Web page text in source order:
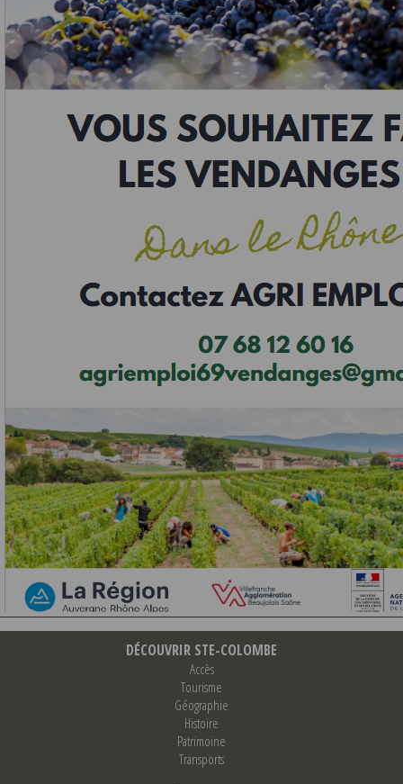
DÉCOUVRIR STE-COLOMBE
Accès
Tourisme
Géographie
Histoire
Patrimoine
Transports